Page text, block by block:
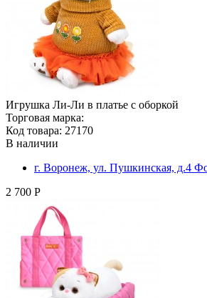
Игрушка Ли-Ли в платье с оборкой
Торговая марка:
Код товара: 27170
В наличии
г. Воронеж, ул. Пушкинская, д.4
2 700 Р